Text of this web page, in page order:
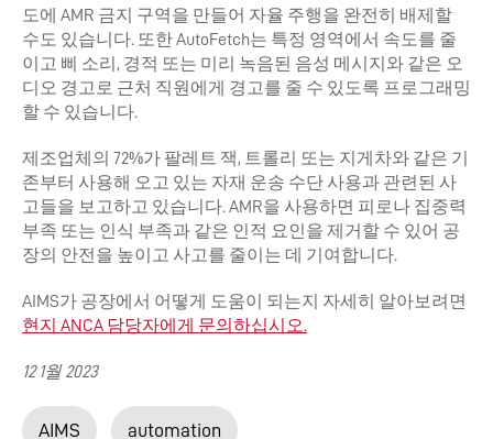
도에 AMR 금지 구역을 만들어 자율 주행을 완전히 배제할
수도 있습니다. 또한 AutoFetch는 특정 영역에서 속도를 줄
이고 삐 소리, 경적 또는 미리 녹음된 음성 메시지와 같은 오
디오 경고로 근처 직원에게 경고를 줄 수 있도록 프로그래밍
할 수 있습니다.
제조업체의 72%가 팔레트 잭, 트롤리 또는 지게차와 같은 기
존부터 사용해 오고 있는 자재 운송 수단 사용과 관련된 사
고들을 보고하고 있습니다. AMR을 사용하면 피로나 집중력
부족 또는 인식 부족과 같은 인적 요인을 제거할 수 있어 공
장의 안전을 높이고 사고를 줄이는 데 기여합니다.
AIMS가 공장에서 어떻게 도움이 되는지 자세히 알아보려면
현지 ANCA 담당자에게 문의하십시오.
12 1월 2023
AIMS automation